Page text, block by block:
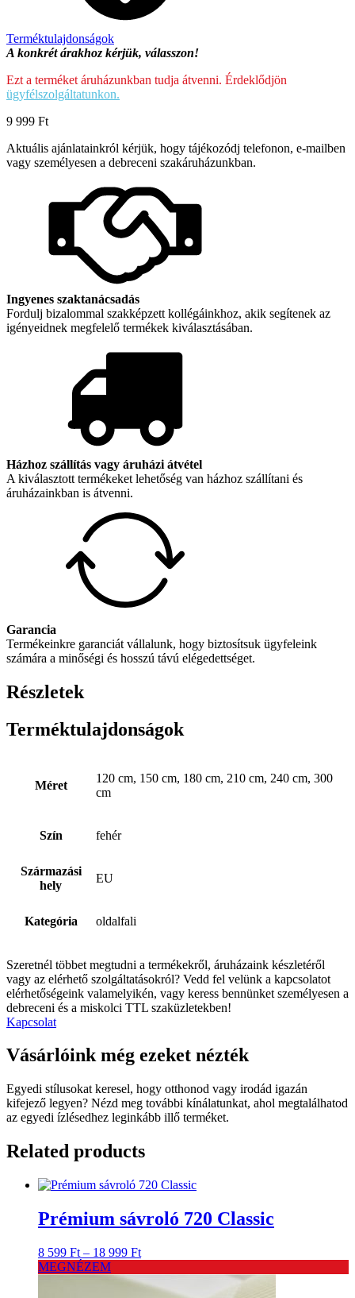
Terméktulajdonságok
A konkrét árakhoz kérjük, válasszon!
Ezt a terméket áruházunkban tudja átvenni. Érdeklődjön
ügyfélszolgáltatunkon.
9 999 Ft
Aktuális ajánlatainkról kérjük, hogy tájékozódj telefonon, e-mailben
vagy személyesen a debreceni szakáruházunkban.
Ingyenes szaktanácsadás
Fordulj bizalommal szakképzett kollégáinkhoz, akik segítenek az
igényeidnek megfelelő termékek kiválasztásában.
Házhoz szállítás vagy áruházi átvétel
A kiválasztott termékeket lehetőség van házhoz szállítani és
áruházainkban is átvenni.
Garancia
Termékeinkre garanciát vállalunk, hogy biztosítsuk ügyfeleink
számára a minőségi és hosszú távú elégedettséget.
Részletek
Terméktulajdonságok
Méret
120 cm, 150 cm, 180 cm, 210 cm, 240 cm, 300
cm
Szín fehér
Származási
hely
EU
Kategória oldalfali
Szeretnél többet megtudni a termékekről, áruházaink készletéről
vagy az elérhető szolgáltatásokról? Vedd fel velünk a kapcsolatot
elérhetőségeink valamelyikén, vagy keress bennünket személyesen a
debreceni és a miskolci TTL szaküzletekben!
Kapcsolat
Vásárlóink még ezeket nézték
Egyedi stílusokat keresel, hogy otthonod vagy irodád igazán
kifejező legyen? Nézd meg további kínálatunkat, ahol megtalálhatod
az egyedi ízlésedhez leginkább illő terméket.
Related products
Prémium sávroló 720 Classic
8 599 Ft – 18 999 FtÁrtartomány:
599 Ft
MEGNÉZEM